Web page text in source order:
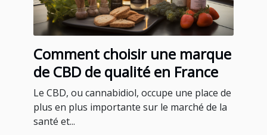
Comment choisir une marque
de CBD de qualité en France
Le CBD, ou cannabidiol, occupe une place de
plus en plus importante sur le marché de la
santé et...